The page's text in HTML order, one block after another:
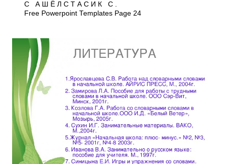
С А Ш Ё Л С Т А С И К С .
Free Powerpoint Templates Page 24